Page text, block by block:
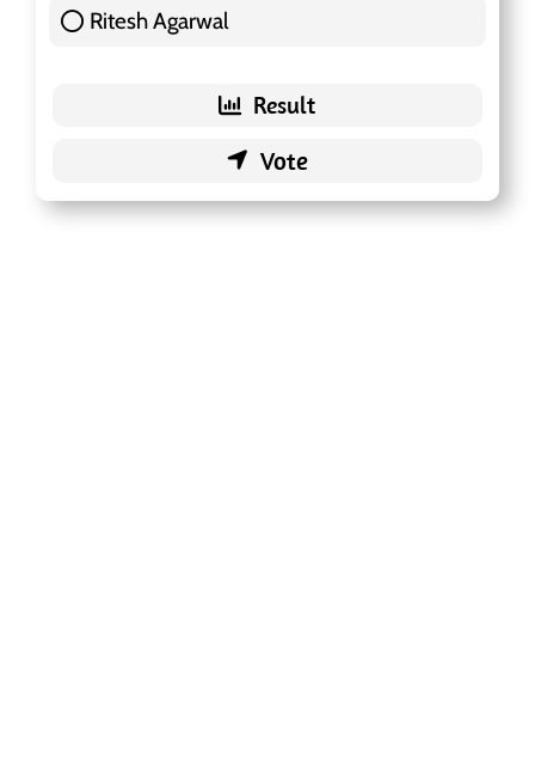
Ritesh Agarwal